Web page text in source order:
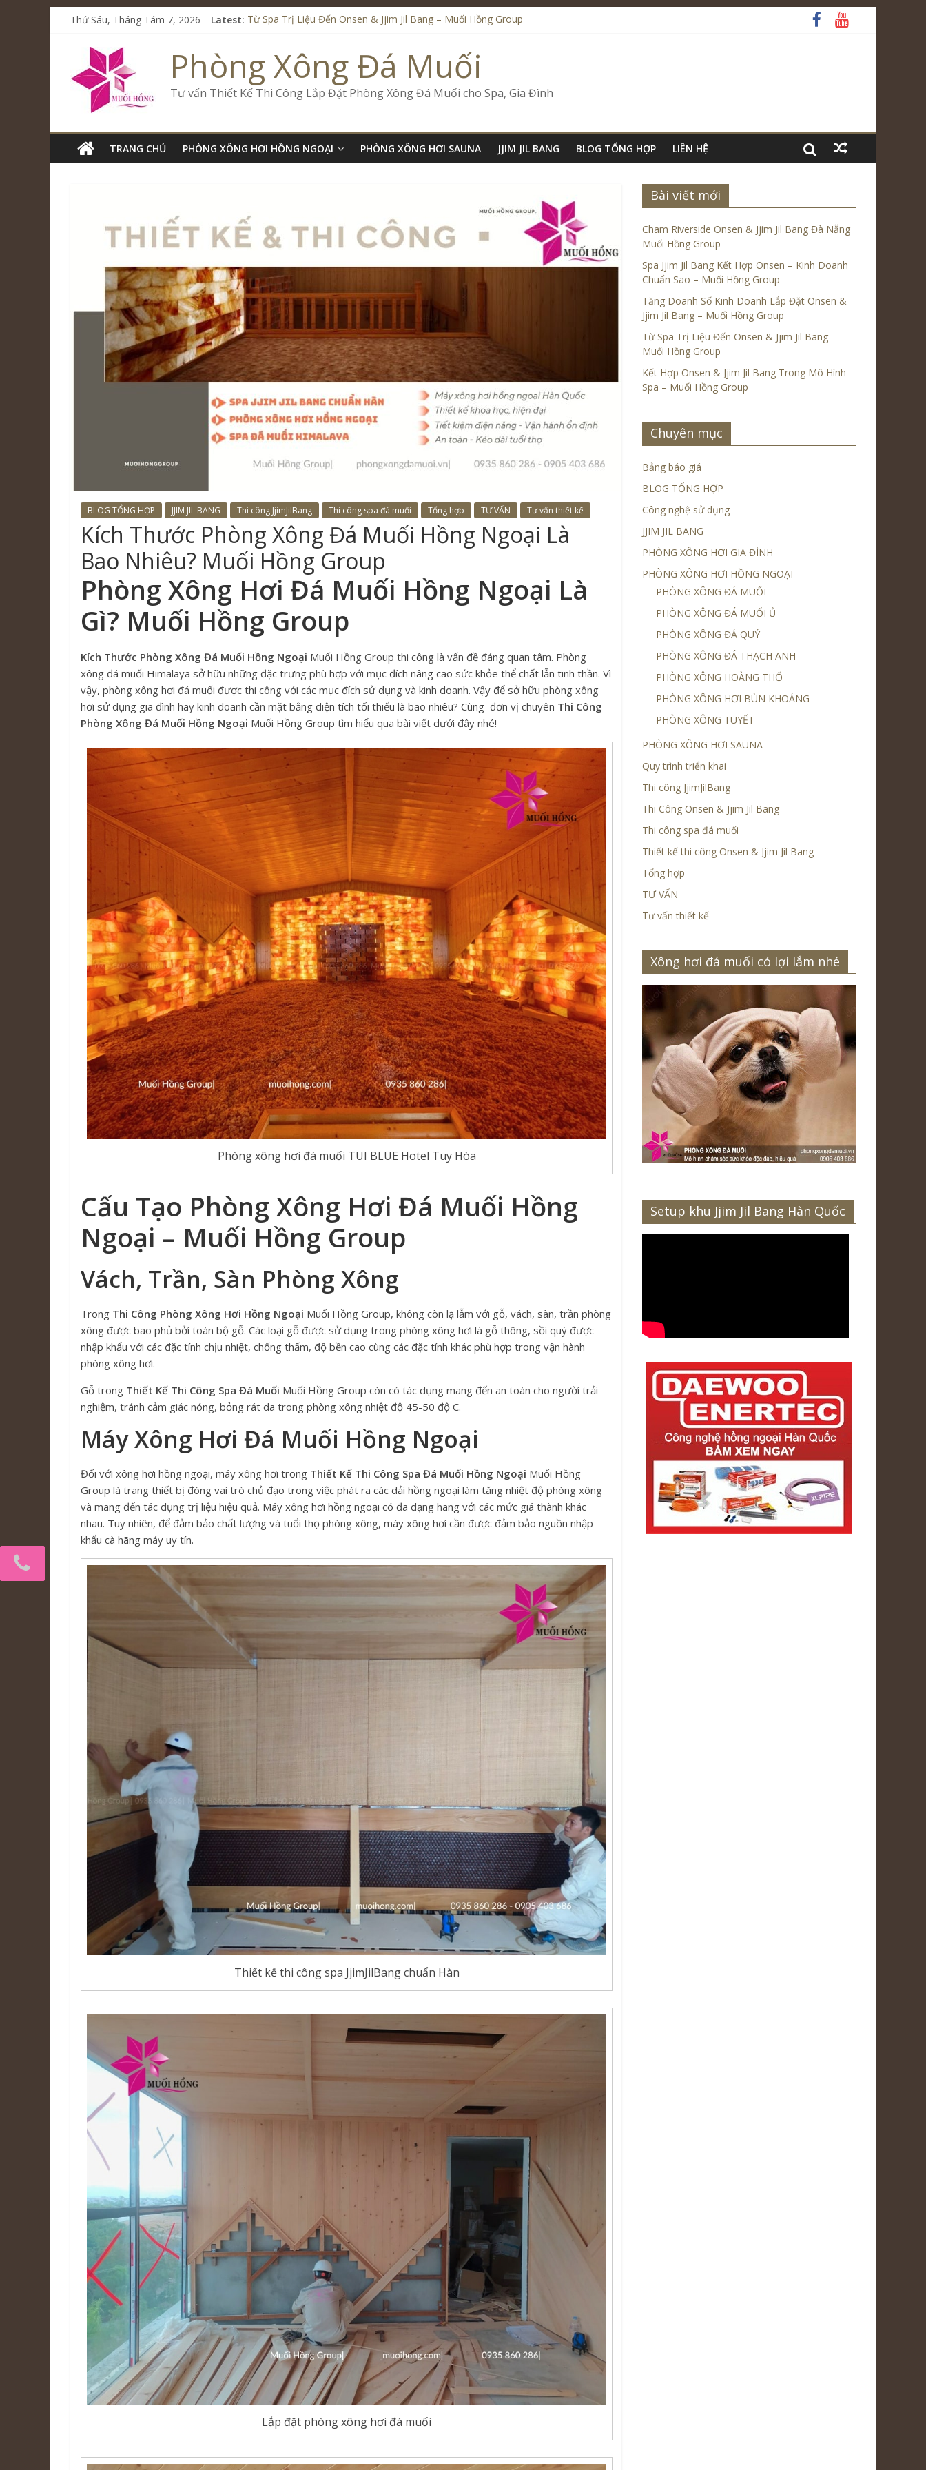
Thứ Sáu, Tháng Tám 7, 2026 Latest: Từ Spa Trị Liệu Đến Onsen & Jjim Jil Bang – Muối Hồng Group
Cham Riverside Onsen & Jjim Jil Bang Đà Nẵng Muối Hồng Group
Spa Jjim Jil Bang Kết Hợp Onsen – Kinh Doanh Chuẩn Sao – Muối Hồng Group
Tăng Doanh Số Kinh Doanh Lắp Đặt Onsen & Jjim Jil Bang – Muối Hồng Group
Phòng Xông Đá Muối
Tư vấn Thiết Kế Thi Công Lắp Đặt Phòng Xông Đá Muối cho Spa, Gia Đình
TRANG CHỦ PHÒNG XÔNG HƠI HỒNG NGOẠI PHÒNG XÔNG HƠI SAUNA JJIM JIL BANG BLOG TỔNG HỢP LIÊN HỆ
BLOG TỔNG HỢP JJIM JIL BANG Thi công JjimJilBang Thi công spa đá muối Tổng hợp TƯ VẤN Tư vấn thiết kế
Kích Thước Phòng Xông Đá Muối Hồng Ngoại Là
Bao Nhiêu? Muối Hồng Group
Phòng Xông Hơi Đá Muối Hồng Ngoại Là
Gì? Muối Hồng Group
Kích Thước Phòng Xông Đá Muối Hồng Ngoại Muối Hồng Group thi công là vấn đề đáng quan tâm. Phòng
xông đá muối Himalaya sở hữu những đặc trưng phù hợp với mục đích nâng cao sức khỏe thể chất lẫn tinh thần. Vì
vậy, phòng xông hơi đá muối được thi công với các mục đích sử dụng và kinh doanh. Vậy để sở hữu phòng xông
hơi sử dụng gia đình hay kinh doanh cần mặt bằng diện tích tối thiểu là bao nhiêu? Cùng đơn vị chuyên Thi Công
Phòng Xông Đá Muối Hồng Ngoại Muối Hồng Group tìm hiểu qua bài viết dưới đây nhé!
Phòng xông hơi đá muối TUI BLUE Hotel Tuy Hòa
Cấu Tạo Phòng Xông Hơi Đá Muối Hồng
Ngoại – Muối Hồng Group
Vách, Trần, Sàn Phòng Xông
Trong Thi Công Phòng Xông Hơi Hồng Ngoại Muối Hồng Group, không còn lạ lẫm với gỗ, vách, sàn, trần phòng
xông được bao phủ bởi toàn bộ gỗ. Các loại gỗ được sử dụng trong phòng xông hơi là gỗ thông, sồi quý được
nhập khẩu với các đặc tính chịu nhiệt, chống thấm, độ bền cao cùng các đặc tính khác phù hợp trong vận hành
phòng xông hơi.
Gỗ trong Thiết Kế Thi Công Spa Đá Muối Muối Hồng Group còn có tác dụng mang đến an toàn cho người trải
nghiệm, tránh cảm giác nóng, bỏng rát da trong phòng xông nhiệt độ 45-50 độ C.
Máy Xông Hơi Đá Muối Hồng Ngoại
Đối với xông hơi hồng ngoại, máy xông hơi trong Thiết Kế Thi Công Spa Đá Muối Hồng Ngoại Muối Hồng
Group là trang thiết bị đóng vai trò chủ đạo trong việc phát ra các dải hồng ngoại làm tăng nhiệt độ phòng xông
và mang đến tác dụng trị liệu hiệu quả. Máy xông hơi hồng ngoại có đa dạng hãng với các mức giá thành khác
nhau. Tuy nhiên, để đảm bảo chất lượng và tuổi thọ phòng xông, máy xông hơi cần được đảm bảo nguồn nhập
khẩu cà hãng máy uy tín.
Thiết kế thi công spa JjimJilBang chuẩn Hàn
Lắp đặt phòng xông hơi đá muối
Bài viết mới
Cham Riverside Onsen & Jjim Jil Bang Đà Nẵng
Muối Hồng Group
Spa Jjim Jil Bang Kết Hợp Onsen – Kinh Doanh
Chuẩn Sao – Muối Hồng Group
Tăng Doanh Số Kinh Doanh Lắp Đặt Onsen &
Jjim Jil Bang – Muối Hồng Group
Từ Spa Trị Liệu Đến Onsen & Jjim Jil Bang –
Muối Hồng Group
Kết Hợp Onsen & Jjim Jil Bang Trong Mô Hình
Spa – Muối Hồng Group
Chuyên mục
Bảng báo giá
BLOG TỔNG HỢP
Công nghệ sử dụng
JJIM JIL BANG
PHÒNG XÔNG HƠI GIA ĐÌNH
PHÒNG XÔNG HƠI HỒNG NGOẠI
PHÒNG XÔNG ĐÁ MUỐI
PHÒNG XÔNG ĐÁ MUỐI Ủ
PHÒNG XÔNG ĐÁ QUÝ
PHÒNG XÔNG ĐÁ THẠCH ANH
PHÒNG XÔNG HOÀNG THỔ
PHÒNG XÔNG HƠI BÙN KHOÁNG
PHÒNG XÔNG TUYẾT
PHÒNG XÔNG HƠI SAUNA
Quy trình triển khai
Thi công JjimJilBang
Thi Công Onsen & Jjim Jil Bang
Thi công spa đá muối
Thiết kế thi công Onsen & Jjim Jil Bang
Tổng hợp
TƯ VẤN
Tư vấn thiết kế
Xông hơi đá muối có lợi lắm nhé
Setup khu Jjim Jil Bang Hàn Quốc